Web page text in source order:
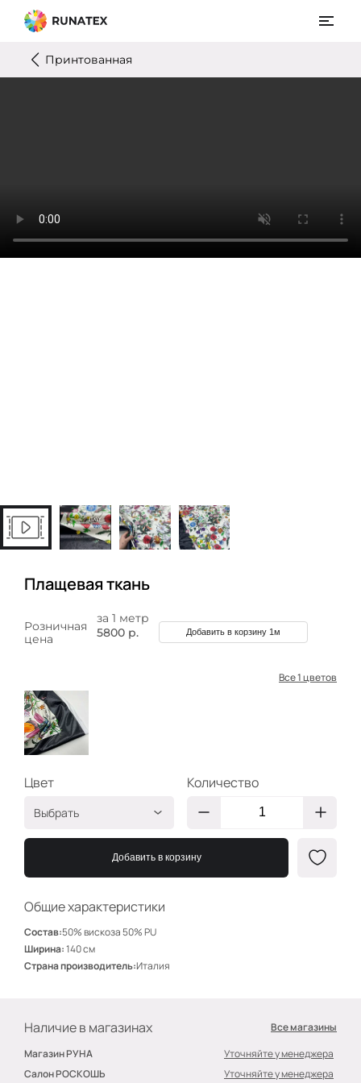
Принтованная
Плащевая ткань
Общие характеристики
Состав:50% вискоза 50% PU
Ширина:140 см
Страна производитель:Италия
за 1 метр
Розничная
цена
5800 р. Добавить в корзину 1м
Все 1 цветов
Наличие в магазинах
Все магазины
Магазин РУНА
Уточняйте у менеджера
Салон РОСКОШЬ
Уточняйте у менеджера
Цвет
Выбрать
цветы и змеи на
А-004177
Количество
Добавить в корзину